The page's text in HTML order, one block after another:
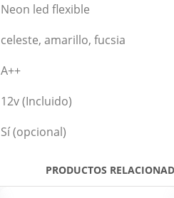
Neon led flexible
celeste, amarillo, fucsia
A++
12v (Incluido)
Sí (opcional)
PRODUCTOS